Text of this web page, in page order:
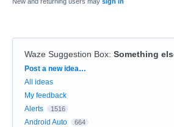
Waze Suggestion Box: Something
Categories
Post a new idea…
All ideas
My feedback
Alerts
1516
Android Auto 664